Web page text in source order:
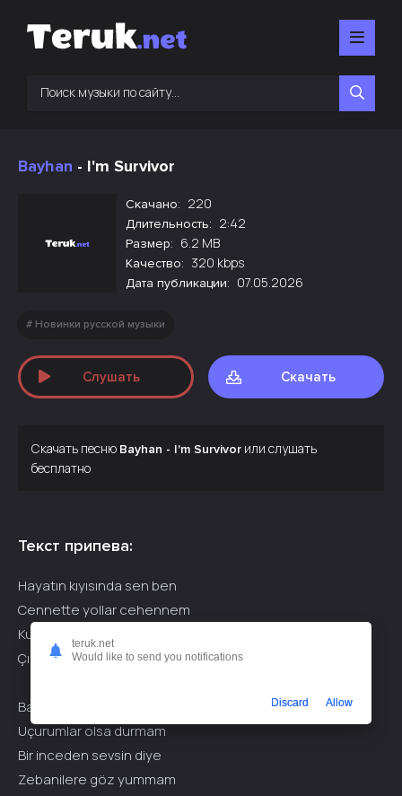
Bayhan - I'm Survivor
Скачано: 220
Длительность: 2:42
Размер: 6.2 MB
Качество: 320 kbps
Дата публикации: 07.05.2026
Новинки русской музыки
Слушать Скачать
Скачать песню Bayhan - I'm Survivor или слушать
бесплатно
Текст припева:
Hayatın kıyısında sen ben
Cennette yollar cehennem
Kurtlar sofrasına hasret
Çıkmalıyız her labirentten
Bana bakma ben uslanmam
Uçurumlar olsa durmam
Bir inceden sevsin diye
Zebanilere göz yummam
teruk.net
Would like to send you notifications
Discard Allow